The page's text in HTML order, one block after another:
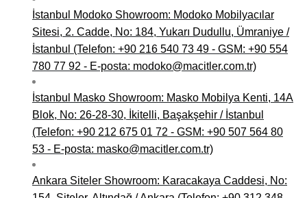
İstanbul Modoko Showroom: Modoko Mobilyacılar
Sitesi, 2. Cadde, No: 184, Yukarı Dudullu, Ümraniye /
İstanbul (Telefon: +90 216 540 73 49 - GSM: +90 554
780 77 92 - E-posta: modoko@macitler.com.tr)
İstanbul Masko Showroom: Masko Mobilya Kenti, 14A
Blok, No: 26-28-30, İkitelli, Başakşehir / İstanbul
(Telefon: +90 212 675 01 72 - GSM: +90 507 564 80
53 - E-posta: masko@macitler.com.tr)
Ankara Siteler Showroom: Karacakaya Caddesi, No: